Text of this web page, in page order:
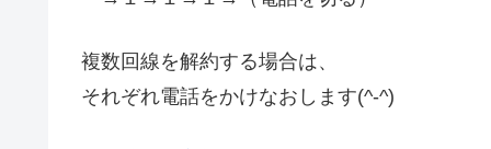
複数回線を解約する場合は、
それぞれ電話をかけなおします(^-^)